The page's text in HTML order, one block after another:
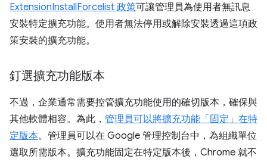
ExtensionInstallForcelist 政策可讓管理員為使用者無訊息
安裝特定擴充功能。使用者無法停用或解除安裝透過這項政
策安裝的擴充功能。
釘選擴充功能版本
不過，企業通常需要控管擴充功能使用的確切版本，確保與
其他軟體相容。為此， 管理員可以將擴充功能「固定」在特
定版本。管理員可以在 Google 管理控制台中，為組織單位
選取所需版本。擴充功能固定在特定版本後，Chrome 就不